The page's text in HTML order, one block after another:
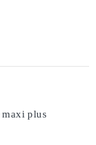
plus